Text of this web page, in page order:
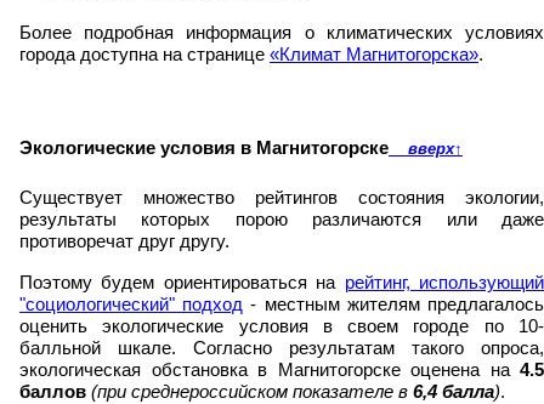
Более подробная информация о климатических условиях
города доступна на странице «Климат Магнитогорска».
Экологические условия в Магнитогорске вверх↑
Существует множество рейтингов состояния экологии,
результаты которых порою различаются или даже
противоречат друг другу.
Поэтому будем ориентироваться на рейтинг, использующий
"социологический" подход - местным жителям предлагалось
оценить экологические условия в своем городе по 10-
балльной шкале. Согласно результатам такого опроса,
экологическая обстановка в Магнитогорске оценена на 4.5
баллов (при среднероссийском показателе в 6,4 балла).